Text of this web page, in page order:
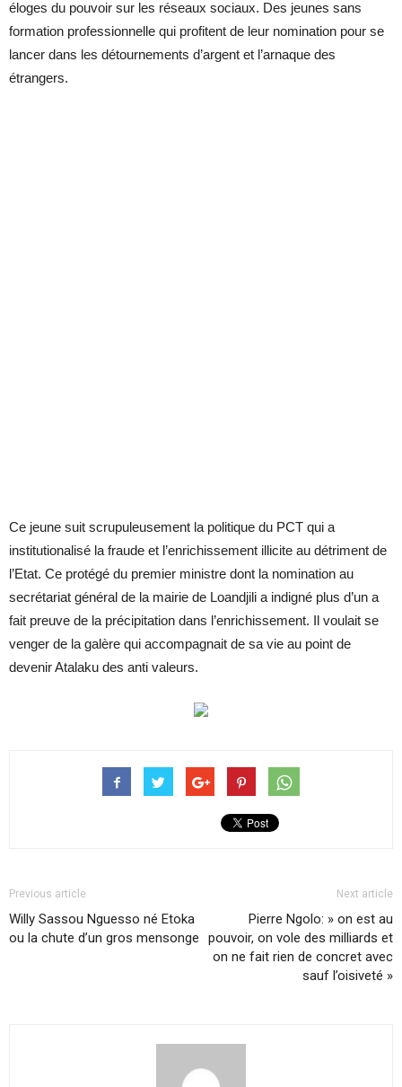
éloges du pouvoir sur les réseaux sociaux. Des jeunes sans
formation professionnelle qui profitent de leur nomination pour se
lancer dans les détournements d’argent et l’arnaque des
étrangers.
Ce jeune suit scrupuleusement la politique du PCT qui a
institutionalisé la fraude et l’enrichissement illicite au détriment de
l’Etat. Ce protégé du premier ministre dont la nomination au
secrétariat général de la mairie de Loandjili a indigné plus d’un a
fait preuve de la précipitation dans l’enrichissement. Il voulait se
venger de la galère qui accompagnait de sa vie au point de
devenir Atalaku des anti valeurs.
Previous article
Willy Sassou Nguesso né Etoka
ou la chute d’un gros mensonge
Next article
Pierre Ngolo: » on est au
pouvoir, on vole des milliards et
on ne fait rien de concret avec
sauf l’oisiveté »